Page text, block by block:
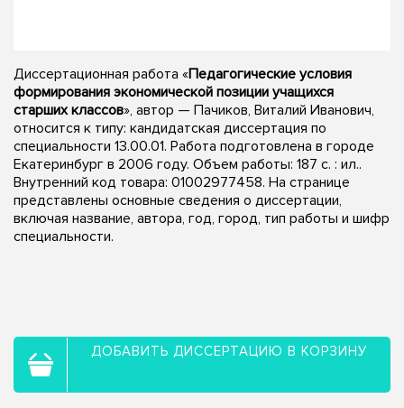
Диссертационная работа «Педагогические условия
формирования экономической позиции учащихся
старших классов», автор — Пачиков, Виталий Иванович,
относится к типу: кандидатская диссертация по
специальности 13.00.01. Работа подготовлена в городе
Екатеринбург в 2006 году. Объем работы: 187 с. : ил..
Внутренний код товара: 01002977458. На странице
представлены основные сведения о диссертации,
включая название, автора, год, город, тип работы и шифр
специальности.
ДОБАВИТЬ ДИССЕРТАЦИЮ В КОРЗИНУ